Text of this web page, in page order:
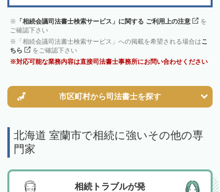
「相続会議司法書士検索サービス」に関する ご利用上の注意
を
ご確認下さい
「相続会議司法書士検索サービス」への掲載を希望される場合はこ
ちら
をご確認下さい
対応可能な業務内容は直接司法書士事務所にお問い合わせください
市区町村から司法書士を探す
北海道 室蘭市で相続に強いその他の専
門家
相続トラブルが発